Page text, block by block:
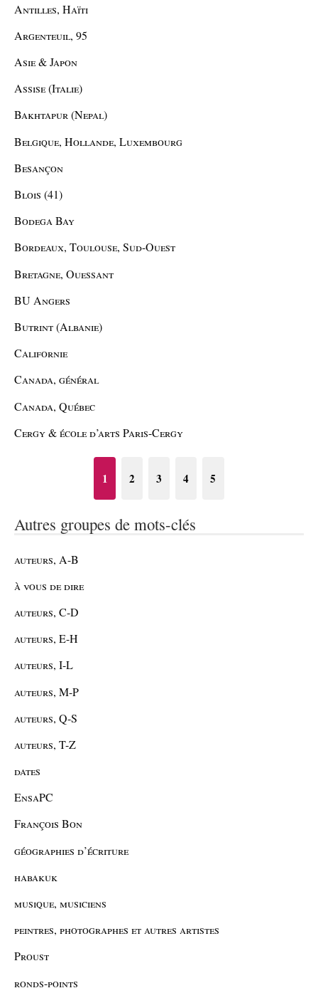
Antilles, Haïti
Argenteuil, 95
Asie & Japon
Assise (Italie)
Bakhtapur (Nepal)
Belgique, Hollande, Luxembourg
Besançon
Blois (41)
Bodega Bay
Bordeaux, Toulouse, Sud-Ouest
Bretagne, Ouessant
BU Angers
Butrint (Albanie)
Californie
Canada, général
Canada, Québec
Cergy & école d’arts Paris-Cergy
1 2 3 4 5
Autres groupes de mots-clés
auteurs, A-B
à vous de dire
auteurs, C-D
auteurs, E-H
auteurs, I-L
auteurs, M-P
auteurs, Q-S
auteurs, T-Z
dates
EnsaPC
François Bon
géographies d’écriture
habakuk
musique, musiciens
peintres, photographes et autres artistes
Proust
ronds-points